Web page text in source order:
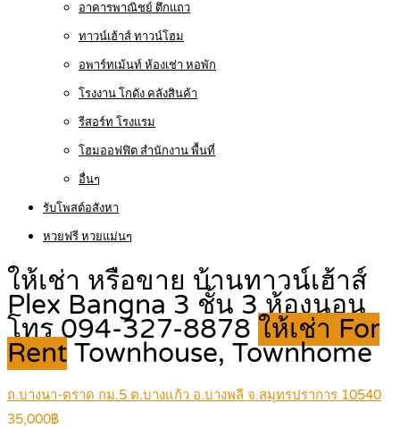
อาคารพาณิชย์ ตึกแถว
ทาวน์เฮ้าส์ ทาวน์โฮม
อพาร์ทเม้นท์ ห้องเช่า หอพัก
โรงงาน โกดัง คลังสินค้า
รีสอร์ท โรงแรม
โฮมออฟฟิต สำนักงาน พื้นที่
อื่นๆ
รับโพสต์อสังหา
หวยฟรี หวยแม่นๆ
ให้เช่า หรือขาย บ้านทาวน์เฮ้าส์
Plex Bangna 3 ชั้น 3 ห้องนอน
โทร 094-327-8878 ให้เช่า For
Rent Townhouse, Townhome
ถ.บางนา-ตราด กม.5 ต.บางแก้ว อ.บางพลี จ.สมุทรปราการ 10540
35,000฿